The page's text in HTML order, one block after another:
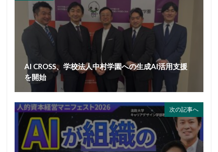
AI CROSS、学校法人中村学園への生成AI活用支援
を開始
次の記事へ